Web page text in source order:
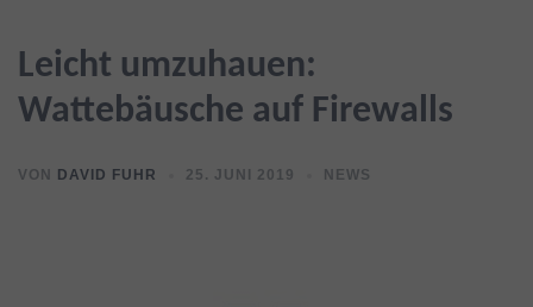
Leicht umzuhauen:
Wattebäusche auf Firewalls
VON DAVID FUHR 25. JUNI 2019 NEWS